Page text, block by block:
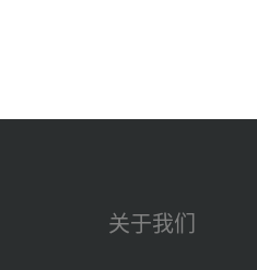
关于我们